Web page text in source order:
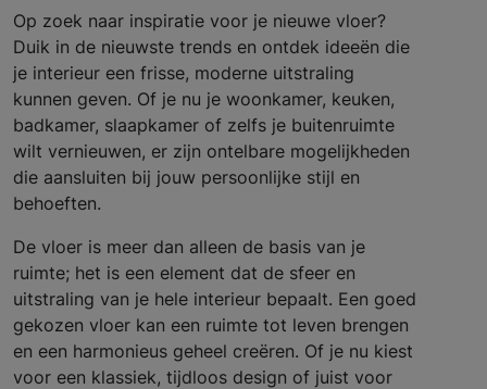
Op zoek naar inspiratie voor je nieuwe vloer?
Duik in de nieuwste trends en ontdek ideeën die
je interieur een frisse, moderne uitstraling
kunnen geven. Of je nu je woonkamer, keuken,
badkamer, slaapkamer of zelfs je buitenruimte
wilt vernieuwen, er zijn ontelbare mogelijkheden
die aansluiten bij jouw persoonlijke stijl en
behoeften.
De vloer is meer dan alleen de basis van je
ruimte; het is een element dat de sfeer en
uitstraling van je hele interieur bepaalt. Een goed
gekozen vloer kan een ruimte tot leven brengen
en een harmonieus geheel creëren. Of je nu kiest
voor een klassiek, tijdloos design of juist voor